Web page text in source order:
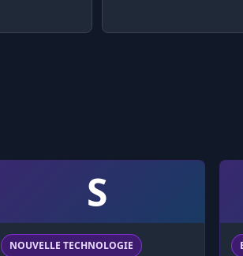
S
NOUVELLE TECHNOLOGIE